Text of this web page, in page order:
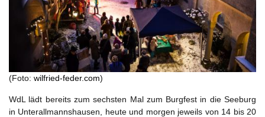
(Foto: wilfried-feder.com)
WdL lädt bereits zum sechsten Mal zum Burgfest in die Seeburg
in Unterallmannshausen, heute und morgen jeweils von 14 bis 20